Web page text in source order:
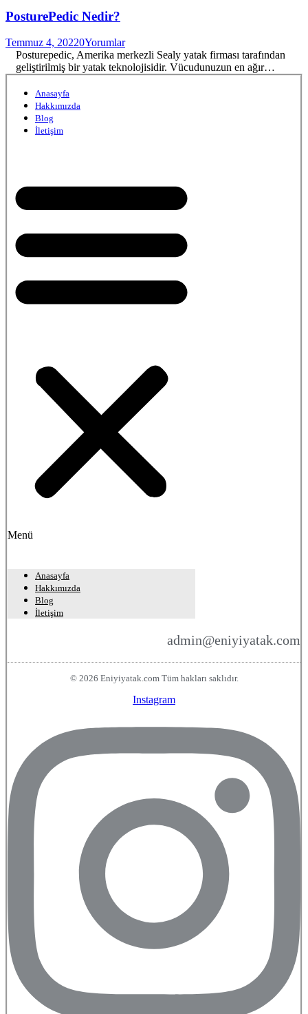
PosturePedic Nedir?
Temmuz 4, 20220Yorumlar
Posturepedic, Amerika merkezli Sealy yatak firması tarafından
geliştirilmiş bir yatak teknolojisidir. Vücudunuzun en ağır…
Anasayfa
Hakkımızda
Blog
İletişim
Menü
Anasayfa
Hakkımızda
Blog
İletişim
admin@eniyiyatak.com
© 2026 Eniyiyatak.com Tüm hakları saklıdır.
Instagram